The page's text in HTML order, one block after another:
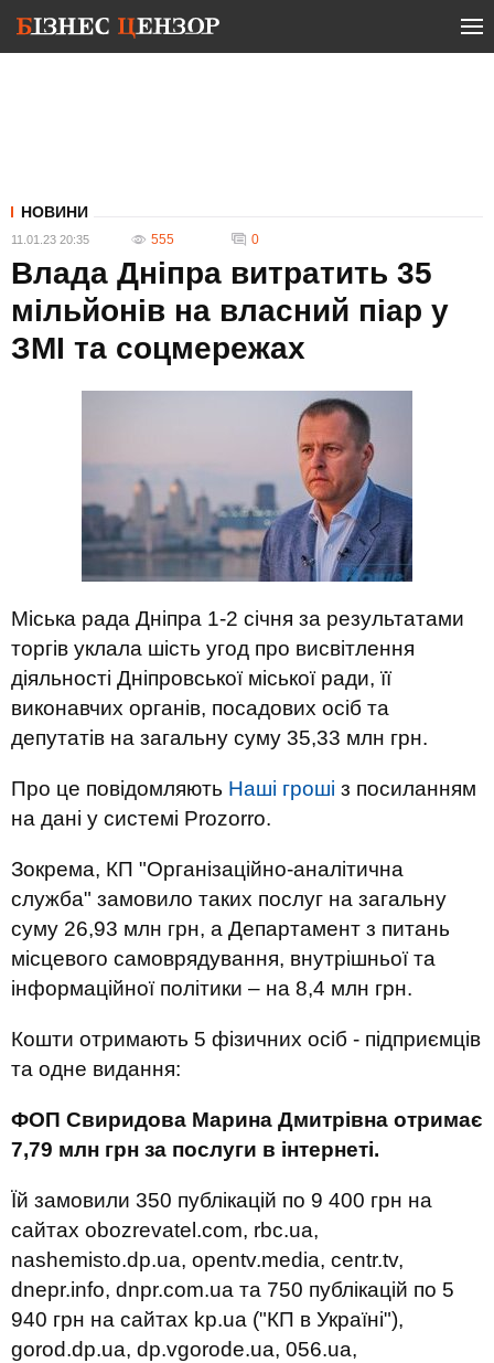
НОВИНИ
11.01.23 20:35 555 0
Влада Дніпра витратить 35
мільйонів на власний піар у
ЗМІ та соцмережах
Міська рада Дніпра 1-2 січня за результатами
торгів уклала шість угод про висвітлення
діяльності Дніпровської міської ради, її
виконавчих органів, посадових осіб та
депутатів на загальну суму 35,33 млн грн.
Про це повідомляють Наші гроші з посиланням
на дані у системі Prozorro.
Зокрема, КП "Організаційно-аналітична
служба" замовило таких послуг на загальну
суму 26,93 млн грн, а Департамент з питань
місцевого самоврядування, внутрішньої та
інформаційної політики – на 8,4 млн грн.
Кошти отримають 5 фізичних осіб - підприємців
та одне видання:
ФОП Свиридова Марина Дмитрівна отримає
7,79 млн грн за послуги в інтернеті.
Їй замовили 350 публікацій по 9 400 грн на
сайтах obozrevatel.com, rbc.ua,
nashemisto.dp.ua, opentv.media, centr.tv,
dnepr.info, dnpr.com.ua та 750 публікацій по 5
940 грн на сайтах kp.ua ("КП в Україні"),
gorod.dp.ua, dp.vgorode.ua, 056.ua,